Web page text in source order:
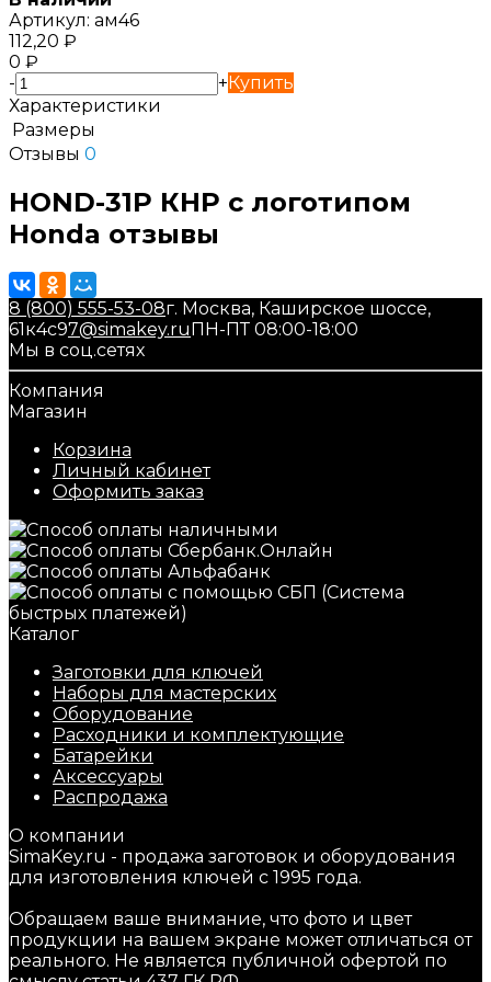
Артикул: ам46
112,20 ₽
0 ₽
-
+Купить
Характеристики
Размеры
Отзывы 0
HOND-31P КНР с логотипом
Honda отзывы
8 (800) 555-53-08г. Москва, Каширское шоссе,
61к4с97@simakey.ruПН-ПТ 08:00-18:00
Мы в соц.сетях
Компания
Магазин
Корзина
Личный кабинет
Оформить заказ
Каталог
Заготовки для ключей
Наборы для мастерских
Оборудование
Расходники и комплектующие
Батарейки
Аксессуары
Распродажа
О компании
SimaKey.ru - продажа заготовок и оборудования
для изготовления ключей с 1995 года.
Обращаем ваше внимание, что фото и цвет
продукции на вашем экране может отличаться от
реального. Не является публичной офертой по